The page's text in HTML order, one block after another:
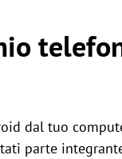
dal tuo
parte